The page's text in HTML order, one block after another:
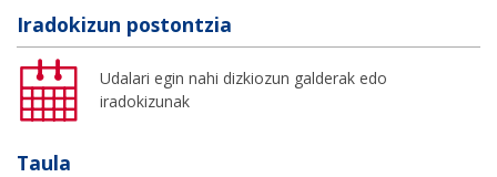
Iradokizun postontzia
Udalari egin nahi dizkiozun galderak edo
iradokizunak
Taula